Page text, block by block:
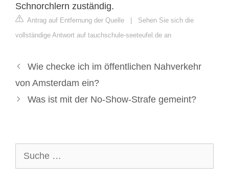
Schnorchlern zuständig.
Antrag auf Entfernung der Quelle | Sehen Sie sich die
vollständige Antwort auf tauchschule-seeteufel.de an
Wie checke ich im öffentlichen Nahverkehr
von Amsterdam ein?
Was ist mit der No-Show-Strafe gemeint?
nach: